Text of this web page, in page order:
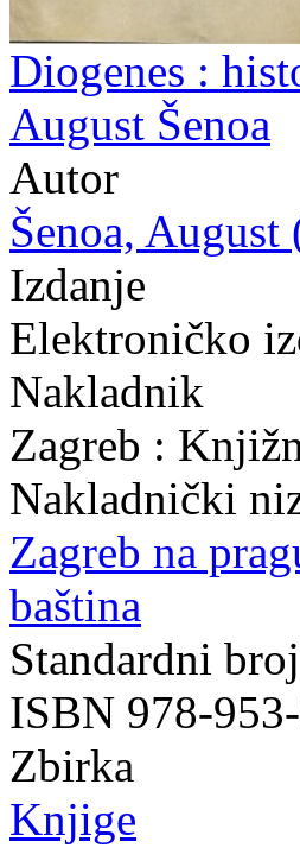
Diogenes :
August Šenoa
Autor
Šenoa,
Izdanje
Elektroničko
Nakladnik
Zagreb :
Nakladnički
Zagreb na
baština
Standardni broj
ISBN 978-
Zbirka
Knjige